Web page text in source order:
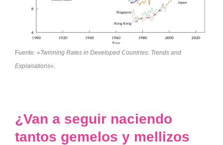
Fuente: «Twinning Rates in Developed Countries: Trends and
Explanations«.
¿Van a seguir naciendo
tantos gemelos y mellizos